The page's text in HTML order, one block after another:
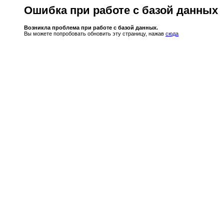
Ошибка при работе с базой данных
Возникла проблема при работе с базой данных.
Вы можете попробовать обновить эту страницу, нажав сюда